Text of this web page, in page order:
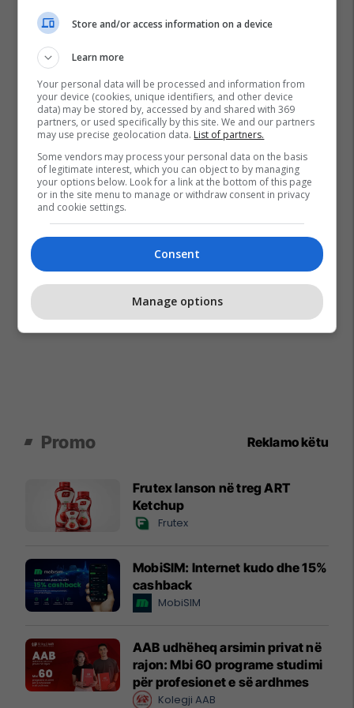
Promo Reklamo këtu
Frutex lanson në treg ART
Ketchup
Frutex
MobiSIM: Internet kudo dhe 15%
cashback
MobiSIM
AAB udhëheq arsimin privat në
rajon: Mbi 60 programe studimi
për profesionet e së ardhmes
Kolegji AAB
Store and/or access information on a device
Learn more
Your personal data will be processed and information from
your device (cookies, unique identifiers, and other device
data) may be stored by, accessed by and shared with 369
partners, or used specifically by this site. We and our partners
may use precise geolocation data. List of partners.
Some vendors may process your personal data on the basis
of legitimate interest, which you can object to by managing
your options below. Look for a link at the bottom of this page
or in the site menu to manage or withdraw consent in privacy
and cookie settings.
Consent
Manage options